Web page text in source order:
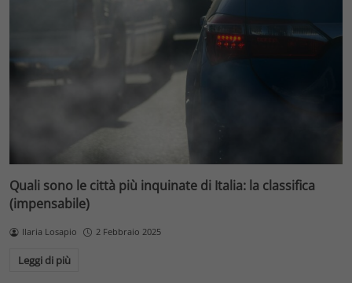
Quali sono le città più inquinate di Italia: la classifica
(impensabile)
Ilaria Losapio 2 Febbraio 2025
Leggi di più